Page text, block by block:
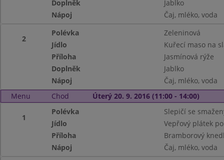
Doplněk
Jablko
Nápoj
Čaj, mléko, voda
2
Polévka
Zeleninová
Jídlo
Kuřecí maso na
Příloha
Jasmínová rýže
Doplněk
Jablko
Nápoj
Čaj, mléko, voda
Menu
Chod Úterý 20. 9. 2016 (11:00 - 14:00)
1
Polévka
Slepičí se
Jídlo
Vepřový plátek
Příloha
Bramborový
Nápoj
Čaj, mléko, voda